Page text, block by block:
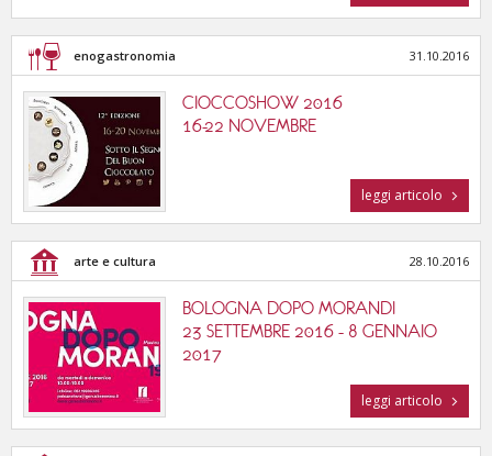
enogastronomia 31.10.2016
CIOCCOSHOW 2016
16-22 NOVEMBRE
leggi articolo
arte e cultura 28.10.2016
BOLOGNA DOPO MORANDI
23 SETTEMBRE 2016 - 8 GENNAIO
2017
leggi articolo